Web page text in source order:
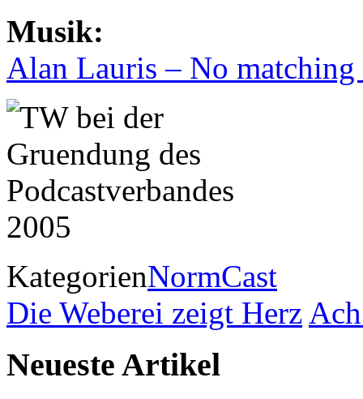
Musik:
Alan Lauris – No matching
KategorienNormCast
Die Weberei zeigt Herz
Neueste Artikel